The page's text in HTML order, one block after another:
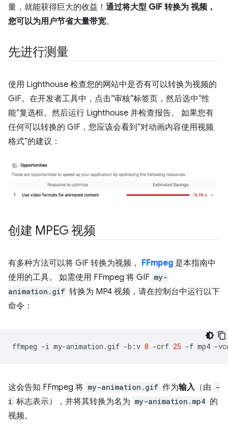
量，就能获得巨大的收益！ 通过将大型 GIF 转换为 视频，
您可以为用户节省大量带宽。
先进行测量
使用 Lighthouse 检查您的网站中是否有可以转换为视频的
GIF。在开发者工具中，点击“审核”标签页，然后选中“性
能”复选框。然后运行 Lighthouse 并检查报告。 如果您有
任何可以转换的 GIF，您应该会看到“对动画内容使用视频
格式”的建议：
创建 MPEG 视频
有多种方法可以将 GIF 转换为视频， FFmpeg 是本指南中
使用的工具。 如需使用 FFmpeg 将 GIF my-
animation.gif 转换为 MP4 视频，请在控制台中运行以下
命令：
ffmpeg -i my-animation.gif -b:v 0 -crf 25 -f mp4 -
这会告知 FFmpeg 将 my-animation.gif 作为输入 （由 -
i 标志表示），并将其转换为名为 my-animation.mp4 的
视频。